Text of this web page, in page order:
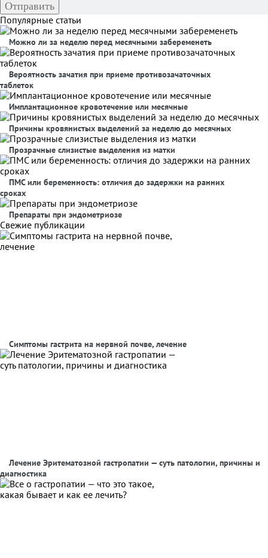
Популярные статьи
Можно ли за неделю перед месячными забеременеть
Вероятность зачатия при приеме противозачаточных
таблеток
Имплантационное кровотечение или месячные
Причины кровянистых выделений за неделю до месячных
Прозрачные слизистые выделения из матки
ПМС или беременность: отличия до задержки на ранних
сроках
Препараты при эндометриозе
Свежие публикации
Симптомы гастрита на нервной почве, лечение
Лечение Эритематозной гастропатии — суть патологии, причины и
диагностика